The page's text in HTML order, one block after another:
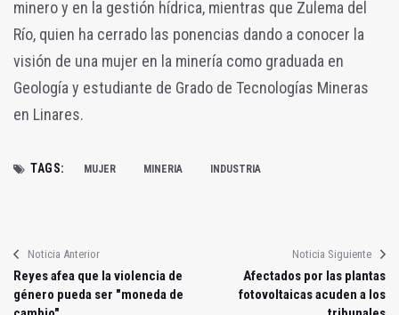
minero y en la gestión hídrica, mientras que Zulema del
Río, quien ha cerrado las ponencias dando a conocer la
visión de una mujer en la minería como graduada en
Geología y estudiante de Grado de Tecnologías Mineras
en Linares.
TAGS: MUJER MINERIA INDUSTRIA
Noticia Anterior
Reyes afea que la violencia de
género pueda ser "moneda de
Noticia Siguiente
Afectados por las plantas
fotovoltaicas acuden a los